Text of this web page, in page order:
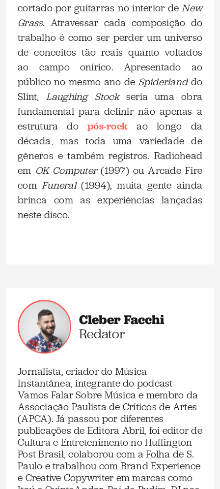
cortado por guitarras no interior deNew
Grass. Atravessar cada composição do
trabalho é como ser perder um universo
de conceitos tão reais quanto voltados
ao campo onírico. Apresentado ao
público no mesmo ano de Spiderlanddo
Slint, Laughing Stock seria uma obra
fundamental para definir não apenas a
estrutura dopós-rock ao longo da
década, mas toda uma variedade de
gêneros e também registros. Radiohead
em OK Computer(1997) ou Arcade Fire
comFuneral(1994), muita gente ainda
brinca com as experiências lançadas
neste disco.
Cleber Facchi
Redator
Jornalista, criador do Música
Instantânea, integrante do podcast
Vamos Falar Sobre Música e membro da
Associação Paulista de Críticos de Artes
(APCA). Já passou por diferentes
publicações de Editora Abril, foi editor de
Cultura e Entretenimento no Huffington
Post Brasil, colaborou com a Folha de S.
Paulo e trabalhou com Brand Experience
e Creative Copywriter em marcas como